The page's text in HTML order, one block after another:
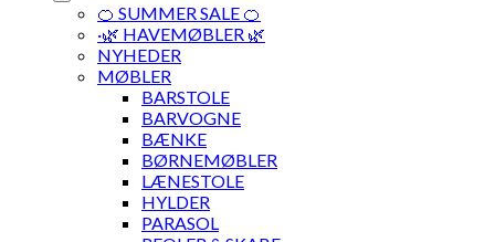
🍊 SUMMER SALE 🍊
·🌿 HAVEMØBLER 🌿
NYHEDER
MØBLER
BARSTOLE
BARVOGNE
BÆNKE
BØRNEMØBLER
LÆNESTOLE
HYLDER
PARASOL